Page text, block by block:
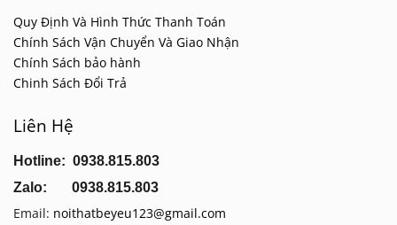
Quy Định Và Hình Thức Thanh Toán
Chính Sách Vận Chuyển Và Giao Nhận
Chính Sách bảo hành
Chinh Sách Đổi Trả
Liên Hệ
Hotline: 0938.815.803
Zalo: 0938.815.803
Email: noithatbeyeu123@gmail.com